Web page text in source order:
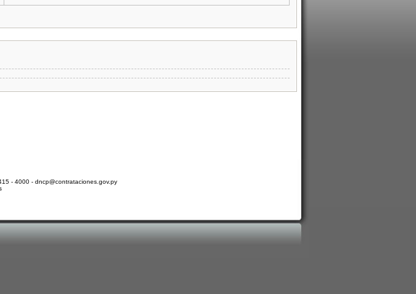
- 4000 - dncp@contrataciones.gov.py